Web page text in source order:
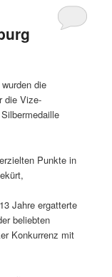
die
die Vize-
Punkte in
Jahre ergatterte
beliebten
Konkurrenz mit